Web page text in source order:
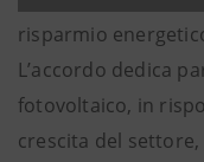
risparmio
L’accordo dedica
fotovoltaico, in
crescita del